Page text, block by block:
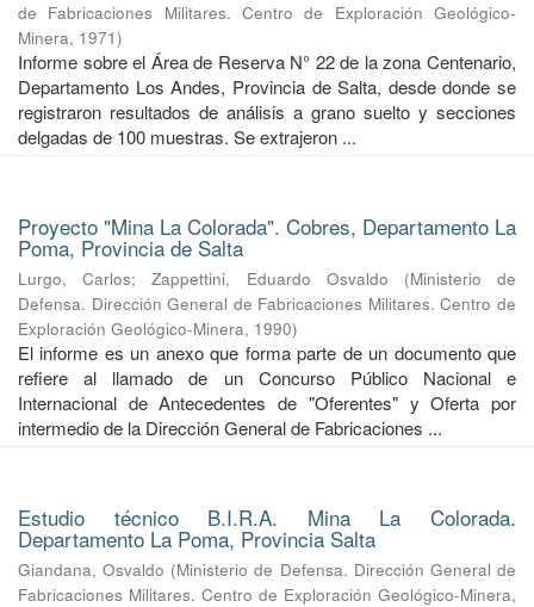
de Fabricaciones Militares. Centro de Exploración Geológico-
Minera, 1971)
Informe sobre el Área de Reserva N° 22 de la zona Centenario,
Departamento Los Andes, Provincia de Salta, desde donde se
registraron resultados de análisis a grano suelto y secciones
delgadas de 100 muestras. Se extrajeron ...
Proyecto "Mina La Colorada". Cobres, Departamento La
Poma, Provincia de Salta
Lurgo, Carlos;Zappettini, Eduardo Osvaldo (Ministerio de
Defensa. Dirección General de Fabricaciones Militares. Centro de
Exploración Geológico-Minera, 1990)
El informe es un anexo que forma parte de un documento que
refiere al llamado de un Concurso Público Nacional e
Internacional de Antecedentes de "Oferentes" y Oferta por
intermedio de la Dirección General de Fabricaciones ...
Estudio técnico B.I.R.A. Mina La Colorada.
Departamento La Poma, Provincia Salta
Giandana, Osvaldo (Ministerio de Defensa. Dirección General de
Fabricaciones Militares. Centro de Exploración Geológico-Minera,